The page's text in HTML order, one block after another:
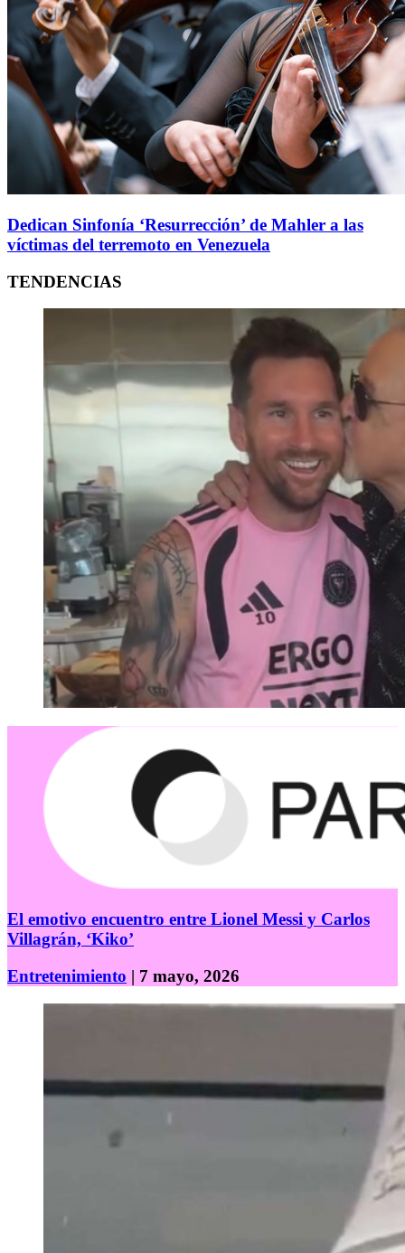
Dedican Sinfonía ‘Resurrección’ de Mahler a las
víctimas del terremoto en Venezuela
TENDENCIAS
El emotivo encuentro entre Lionel Messi y Carlos
Villagrán, ‘Kiko’
Entretenimiento | 7 mayo, 2026